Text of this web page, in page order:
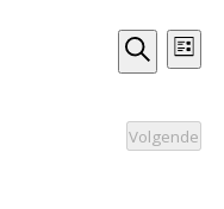
Zoeken
Zoeken
Lijst
Volgende